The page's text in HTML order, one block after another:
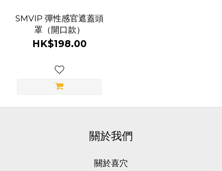
SMVIP 彈性感官遮蓋頭
罩（開口款）
HK$198.00
關於我們
關於喜穴